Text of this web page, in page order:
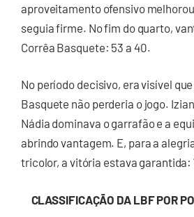
aproveitamento ofensivo
seguia firme. No fim do quarto,
Corrêa Basquete: 53 a 40.
No período decisivo, era visível
Basquete não perderia o jogo.
Nádia dominava o garrafão e a
abrindo vantagem. E, para a
tricolor, a vitória estava garantida:
CLASSIFICAÇÃO DA LBF POR